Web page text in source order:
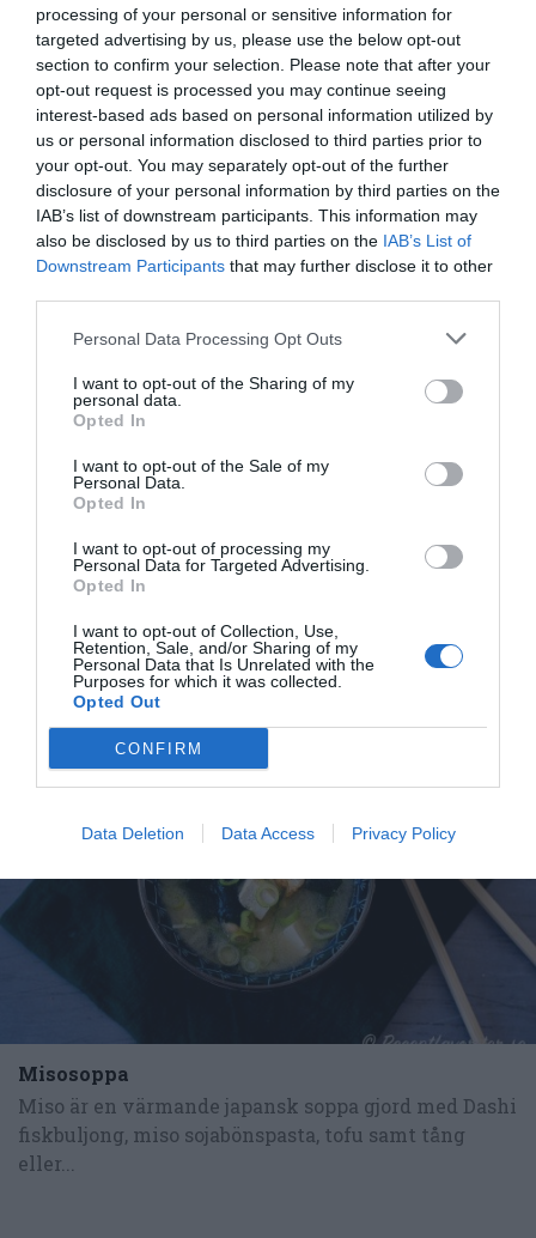
processing of your personal or sensitive information for
targeted advertising by us, please use the below opt-out
section to confirm your selection. Please note that after your
opt-out request is processed you may continue seeing
interest-based ads based on personal information utilized by
us or personal information disclosed to third parties prior to
your opt-out. You may separately opt-out of the further
disclosure of your personal information by third parties on the
IAB’s list of downstream participants. This information may
also be disclosed by us to third parties on the IAB’s List of
Downstream Participants that may further disclose it to other
Personal Data Processing Opt Outs
I want to opt-out of the Sharing of my
personal data.
Opted In
I want to opt-out of the Sale of my
Personal Data.
Opted In
I want to opt-out of processing my
Personal Data for Targeted Advertising.
Opted In
I want to opt-out of Collection, Use,
Retention, Sale, and/or Sharing of my
Personal Data that Is Unrelated with the
Purposes for which it was collected.
Opted Out
CONFIRM
Data Deletion Data Access Privacy Policy
Tillbehör och liknande:
Lyckas med hemgjord sushi, maki och sashimi
sushirecept och tips. Det är inte så svårt som du...
Misosoppa
Miso är en värmande japansk soppa gjord med Dashi
fiskbuljong, miso sojabönspasta, tofu samt tång
eller...